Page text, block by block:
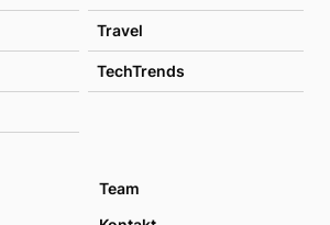
Travel
TechTrends
Team